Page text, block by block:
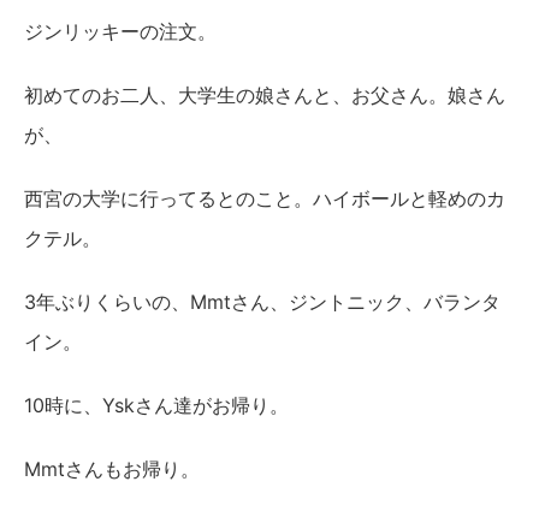
ジンリッキーの注文。
初めてのお二人、大学生の娘さんと、お父さん。娘さん
が、
西宮の大学に行ってるとのこと。ハイボールと軽めのカ
クテル。
3年ぶりくらいの、Mmtさん、ジントニック、バランタ
イン。
10時に、Yskさん達がお帰り。
Mmtさんもお帰り。